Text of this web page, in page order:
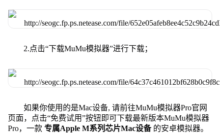
2.点击“下载MuMu模拟器”进行下载；
如果你使用的是Mac设备, 请前往MuMu模拟器Pro官网
页面，点击“免费试用”按钮即可下载最新版本MuMu模拟器
Pro，一款 专属Apple M系列芯片Mac设备 的安卓模拟器。